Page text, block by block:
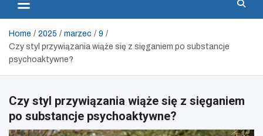
Home 2025 marzec
9
Czy styl przywiązania wiąże się z sięganiem po substancje
psychoaktywne?
Czy styl przywiązania wiąże się z sięganiem
po substancje psychoaktywne?